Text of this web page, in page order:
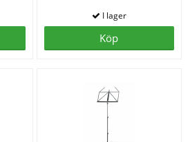
Köp